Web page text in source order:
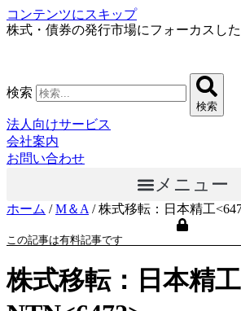
コンテンツにスキップ
株式・債券の発行市場にフォーカスし
検索
検索
法人向けサービス
会社案内
お問い合わせ
メニュー
ホーム /M＆A /株式移転：日本精工
この記事は有料記事です
株式移転：日本精